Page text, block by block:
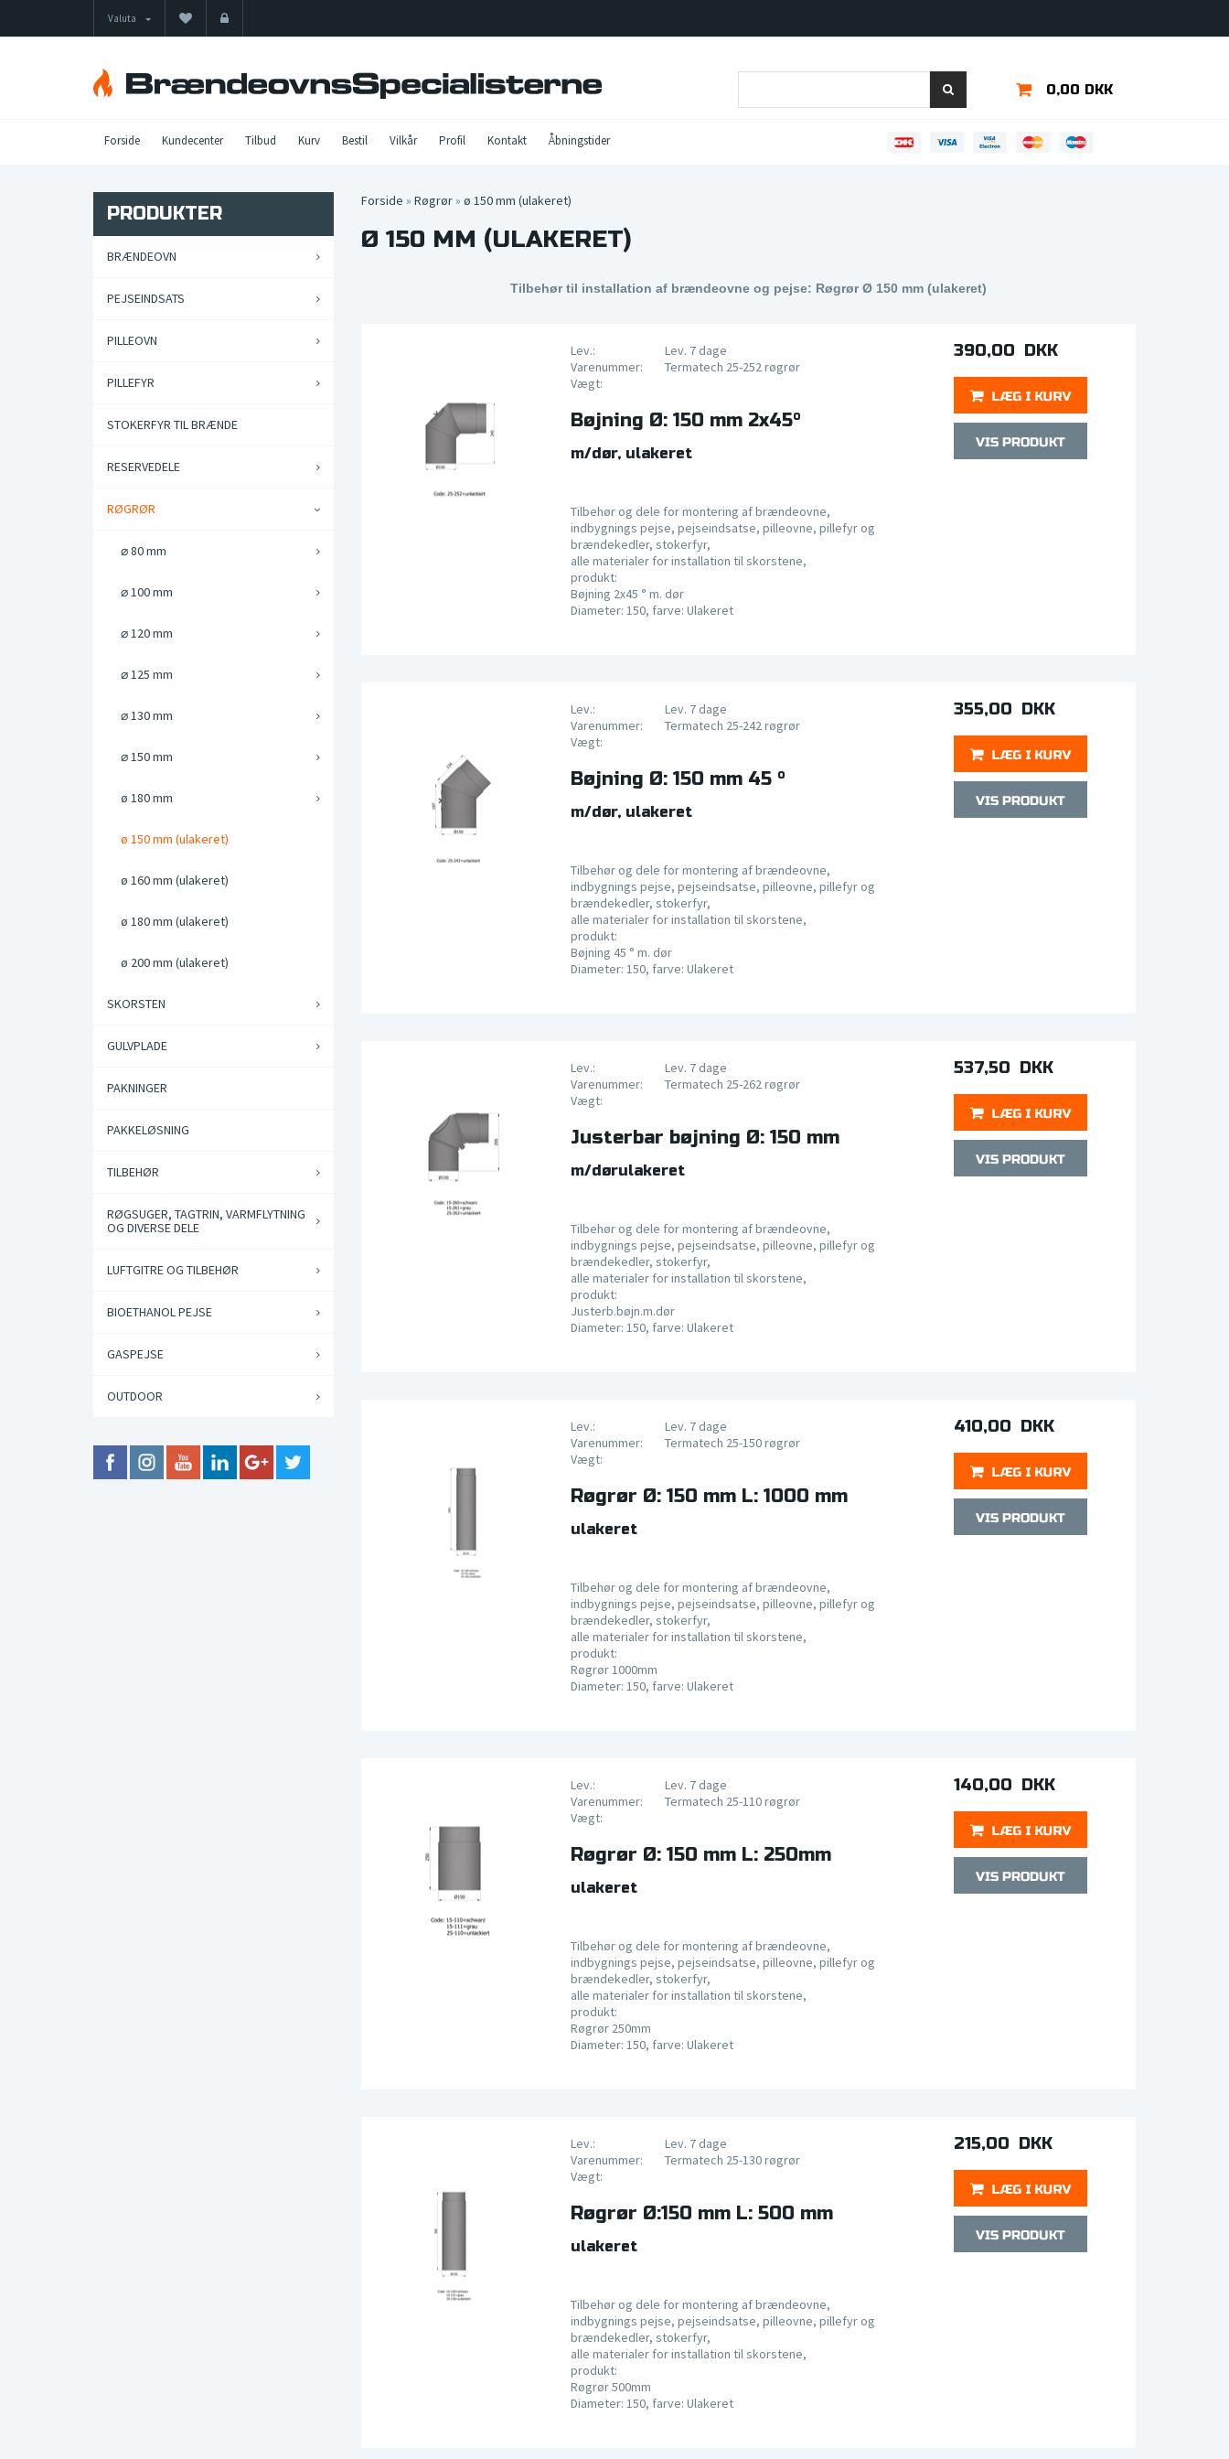
Valuta
0,00 DKK
Forside Kundecenter Tilbud Kurv Bestil Vilkår Profil Kontakt Åbningstider
Forside » Røgrør» ø 150 mm (ulakeret)
Ø 150 MM (ULAKERET)
Tilbehør til installation af brændeovne og pejse: Røgrør Ø 150 mm (ulakeret)
Lev.:
Lev. 7 dage
Varenummer:
Termatech 25-252 røgrør
Vægt:
Bøjning Ø: 150 mm 2x45°
m/dør, ulakeret
Tilbehør og dele for montering af brændeovne,
indbygnings pejse, pejseindsatse, pilleovne, pillefyr og
brændekedler, stokerfyr,
alle materialer for installation til skorstene,
produkt:
Bøjning 2x45 ° m. dør
Diameter: 150, farve: Ulakeret
390,00 DKK
Lev.:
Lev. 7 dage
Varenummer:
Termatech 25-242 røgrør
Vægt:
Bøjning Ø: 150 mm 45 °
m/dør, ulakeret
Tilbehør og dele for montering af brændeovne,
indbygnings pejse, pejseindsatse, pilleovne, pillefyr og
brændekedler, stokerfyr,
alle materialer for installation til skorstene,
produkt:
Bøjning 45 ° m. dør
Diameter: 150, farve: Ulakeret
355,00 DKK
Lev.:
Lev. 7 dage
Varenummer:
Termatech 25-262 røgrør
Vægt:
Justerbar bøjning Ø: 150 mm
m/dørulakeret
Tilbehør og dele for montering af brændeovne,
indbygnings pejse, pejseindsatse, pilleovne, pillefyr og
brændekedler, stokerfyr,
alle materialer for installation til skorstene,
produkt:
Justerb.bøjn.m.dør
Diameter: 150, farve: Ulakeret
537,50 DKK
Lev.:
Lev. 7 dage
Varenummer:
Termatech 25-150 røgrør
Vægt:
Røgrør Ø: 150 mm L: 1000 mm
ulakeret
Tilbehør og dele for montering af brændeovne,
indbygnings pejse, pejseindsatse, pilleovne, pillefyr og
brændekedler, stokerfyr,
alle materialer for installation til skorstene,
produkt:
Røgrør 1000mm
Diameter: 150, farve: Ulakeret
410,00 DKK
Lev.:
Lev. 7 dage
Varenummer:
Termatech 25-110 røgrør
Vægt:
Røgrør Ø: 150 mm L: 250mm
ulakeret
Tilbehør og dele for montering af brændeovne,
indbygnings pejse, pejseindsatse, pilleovne, pillefyr og
brændekedler, stokerfyr,
alle materialer for installation til skorstene,
produkt:
Røgrør 250mm
Diameter: 150, farve: Ulakeret
140,00 DKK
Lev.:
Lev. 7 dage
Varenummer:
Termatech 25-130 røgrør
Vægt:
Røgrør Ø:150 mm L: 500 mm
ulakeret
Tilbehør og dele for montering af brændeovne,
indbygnings pejse, pejseindsatse, pilleovne, pillefyr og
brændekedler, stokerfyr,
alle materialer for installation til skorstene,
produkt:
Røgrør 500mm
Diameter: 150, farve: Ulakeret
215,00 DKK
PRODUKTER
BRÆNDEOVN
PEJSEINDSATS
PILLEOVN
PILLEFYR
STOKERFYR TIL BRÆNDE
RESERVEDELE
RØGRØR
⌀ 80 mm
⌀ 100 mm
⌀ 120 mm
⌀ 125 mm
⌀ 130 mm
⌀ 150 mm
ø 180 mm
ø 150 mm (ulakeret)
ø 160 mm (ulakeret)
ø 180 mm (ulakeret)
ø 200 mm (ulakeret)
SKORSTEN
GULVPLADE
PAKNINGER
PAKKELØSNING
TILBEHØR
RØGSUGER, TAGTRIN, VARMFLYTNING
OG DIVERSE DELE
LUFTGITRE OG TILBEHØR
BIOETHANOL PEJSE
GASPEJSE
OUTDOOR